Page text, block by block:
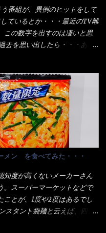
イズは全てお腹の中へ収まっ
事も無いな！ まだ鶏天1個位
＜釜揚げうどんの湯無し＞を
か？ 箱詰め乾麺！ このパッ
用目的でしょう。 そんな贈答
ンキで発見し購入！ 中身は、
一パックになっており、それ
らで、メガドンキでゲットし
・・・色々と各方面へ忖度し
う。 早速1袋を大釜で茹で～
。 当家には、高齢者がいる
た饂飩は、お店の饂飩に比べ
稲庭饂飩的な太さですね。 さ
無かったので、玉葱を刻んで
冷やし釜あげうどん～です。
ルツル～と頂きました。 良い
番組が、異例のヒットをして
ているとか・・・最近のTV離
この数字を出すのは凄いと思
去を思い出したら・・・あっ
い！ カウンターに置かれた＜
ょう！ 何かキャベツが山じ
標準なのです。 普通のとん
前ほどあるか？ 値段的には、
ト350円程と値段的には、そ
えない人気店である。 そん
で頂ける＜映え＞るメニュー
時1,000円税込だった
・・ これが出てくると、カ
真は、キャベツ少なめでお願
30cmほどあります。 そこに
かっています。 カレーは辛
ン を食べてみた・・・
知度が高くないメーカーさん
。スーパーマーケットなどで
とが、1度や2度はあるでし
スタント袋麺と云えば、四角